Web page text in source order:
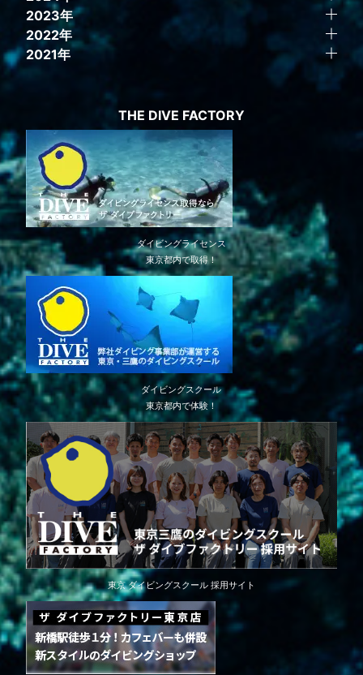
2023年
2022年
2021年
THE DIVE FACTORY
ダイビングライセンス
東京都内で取得！
ダイビングスクール
東京都内で体験！
東京 ダイビングスクール 採用サイト